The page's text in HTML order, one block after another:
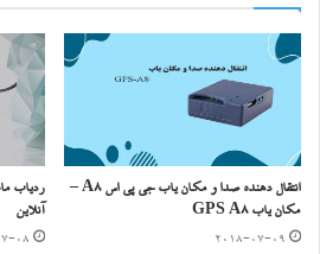
انتقال دهنده صدا و مکان یاب جی پی اس A8 –
مکان یاب GPS A8
2018-07-09
آنلاین
08